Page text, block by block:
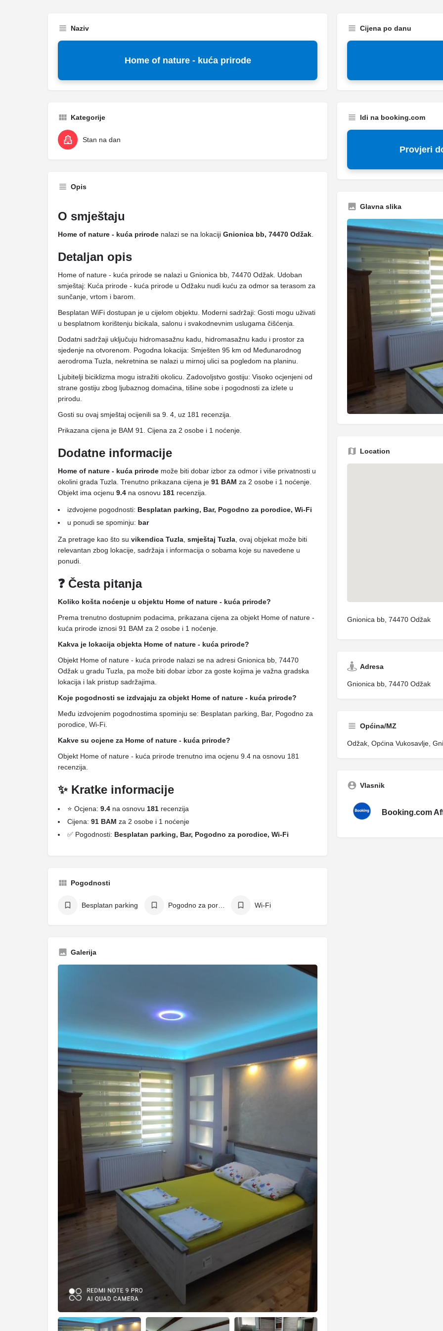
Naziv
Home of nature - kuća prirode
Kategorije
Stan na dan
Opis
O smještaju
Home of nature - kuća prirode nalazi se na lokaciji Gnionica bb, 74470 Odžak
Detaljan opis
Home of nature - kuća prirode se nalazi u Gnionica bb, 74470 Odžak. Udoban
smještaj: Kuća prirode - kuća prirode u Odžaku nudi kuću za odmor sa terasom za
sunčanje, vrtom i barom.
Besplatan WiFi dostupan je u cijelom objektu. Moderni sadržaji: Gosti mogu uživati ​​
u besplatnom korištenju bicikala, salonu i svakodnevnim uslugama čišćenja.
Dodatni sadržaji uključuju hidromasažnu kadu, hidromasažnu kadu i prostor za
sjedenje na otvorenom. Pogodna lokacija: Smješten 95 km od Međunarodnog
aerodroma Tuzla, nekretnina se nalazi u mirnoj ulici sa pogledom na planinu.
Ljubitelji biciklizma mogu istražiti okolicu. Zadovoljstvo gostiju: Visoko ocjenjeni od
strane gostiju zbog ljubaznog domaćina, tišine sobe i pogodnosti za izlete u
prirodu.
Gosti su ovaj smještaj ocijenili sa 9. 4, uz 181 recenzija.
Prikazana cijena je BAM 91. Cijena za 2 osobe i 1 noćenje.
Dodatne informacije
Home of nature - kuća prirode može biti dobar izbor za odmor i više privatnosti u
okolini grada Tuzla. Trenutno prikazana cijena je 91 BAM za 2 osobe i 1 noćenje.
Objekt ima ocjenu 9.4 na osnovu 181 recenzija.
izdvojene pogodnosti: Besplatan parking, Bar, Pogodno za porodice, Wi-Fi
u ponudi se spominju: bar
Za pretrage kao što su vikendica Tuzla smještaj Tuzla , ovaj objekat može biti
relevantan zbog lokacije, sadržaja i informacija o sobama koje su navedene u
ponudi.
❓ Česta pitanja
Koliko košta noćenje u objektu Home of nature - kuća prirode?
Prema trenutno dostupnim podacima, prikazana cijena za objekt Home of nature -
kuća prirode iznosi 91 BAM za 2 osobe i 1 noćenje.
Kakva je lokacija objekta Home of nature - kuća prirode?
Objekt Home of nature - kuća prirode nalazi se na adresi Gnionica bb, 74470
Odžak u gradu Tuzla, pa može biti dobar izbor za goste kojima je važna gradska
lokacija i lak pristup sadržajima.
Koje pogodnosti se izdvajaju za objekt Home of nature - kuća prirode?
Među izdvojenim pogodnostima spominju se: Besplatan parking, Bar, Pogodno za
porodice, Wi-Fi.
Kakve su ocjene za Home of nature - kuća prirode?
Objekt Home of nature - kuća prirode trenutno ima ocjenu 9.4 na osnovu 181
recenzija.
✨ Kratke informacije
⭐ Ocjena: 9.4 na osnovu 181 recenzija
Cijena: 91 BAM za 2 osobe i 1 noćenje
✅ Pogodnosti: Besplatan parking, Bar, Pogodno za porodice, Wi-Fi
Pogodnosti
Besplatan parking Pogodno za porodice Wi-Fi
Galerija
Cijena po danu
Idi na booking.com
Provjeri
Glavna slika
Location
Gnionica bb, 74470 Odžak
Adresa
Gnionica bb, 74470 Odžak
Općina/MZ
Odžak, Općina Vukosavlje,
Vlasnik
Booking.com